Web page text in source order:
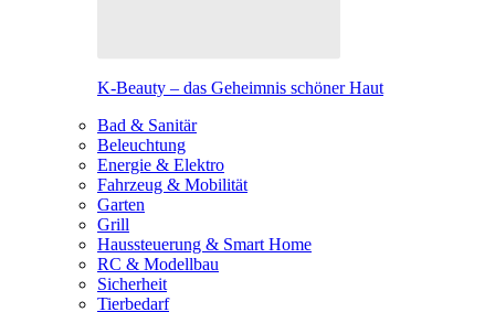
K-Beauty – das Geheimnis schöner Haut
Bad & Sanitär
Beleuchtung
Energie & Elektro
Fahrzeug & Mobilität
Garten
Grill
Haussteuerung & Smart Home
RC & Modellbau
Sicherheit
Tierbedarf